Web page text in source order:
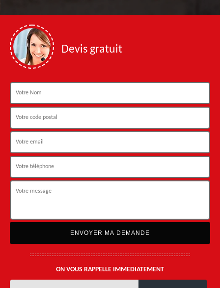
Devis gratuit
ON VOUS RAPPELLE IMMEDIATEMENT